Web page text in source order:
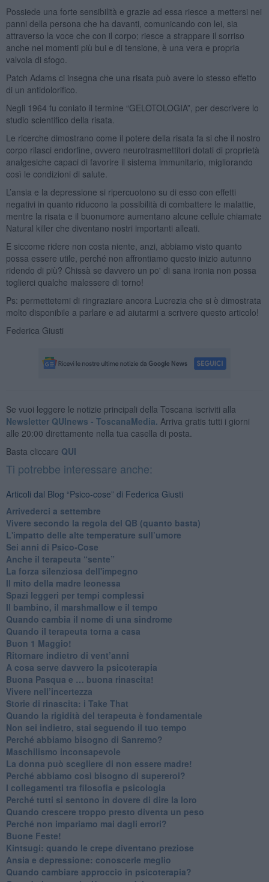
Possiede una forte sensibilità e grazie ad essa riesce a mettersi nei
panni della persona che ha davanti, comunicando con lei, sia
attraverso la voce che con il corpo; riesce a strappare il sorriso
anche nei momenti più bui e di tensione, è una vera e propria
valvola di sfogo.
Patch Adams ci insegna che una risata può avere lo stesso effetto
di un antidolorifico.
Negli 1964 fu coniato il termine “GELOTOLOGIA”, per descrivere lo
studio scientifico della risata.
Le ricerche dimostrano come il potere della risata fa si che il nostro
corpo rilasci endorfine, ovvero neurotrasmettitori dotati di proprietà
analgesiche capaci di favorire il sistema immunitario, migliorando
così le condizioni di salute.
L’ansia e la depressione si ripercuotono su di esso con effetti
negativi in quanto riducono la possibilità di combattere le malattie,
mentre la risata e il buonumore aumentano alcune cellule chiamate
Natural killer che diventano nostri importanti alleati.
E siccome ridere non costa niente, anzi, abbiamo visto quanto
possa essere utile, perché non affrontiamo questo inizio autunno
ridendo di più? Chissà se davvero un po' di sana ironia non possa
toglierci qualche malessere di torno!
Ps: permettetemi di ringraziare ancora Lucrezia che si è dimostrata
molto disponibile a parlare e ad aiutarmi a scrivere questo articolo!
Federica Giusti
Se vuoi leggere le notizie principali della Toscana iscriviti alla
Newsletter QUInews - ToscanaMedia. Arriva gratis tutti i giorni
alle 20:00 direttamente nella tua casella di posta.
Basta cliccare QUI
Ti potrebbe interessare anche:
Articoli dal Blog “Psico-cose” di Federica Giusti
​Arrivederci a settembre
​Vivere secondo la regola del QB (quanto basta)
​L'impatto delle alte temperature sull’umore
Sei anni di Psico-Cose
​Anche il terapeuta “sente”
​La forza silenziosa dell'impegno
​Il mito della madre leonessa
Spazi leggeri per tempi complessi
Il bambino, il marshmallow e il tempo
​Quando cambia il nome di una sindrome
​Quando il terapeuta torna a casa
​Buon 1 Maggio!
Ritornare indietro di vent’anni
​A cosa serve davvero la psicoterapia
​Buona Pasqua e … buona rinascita!
​Vivere nell’incertezza
​Storie di rinascita: i Take That
​Quando la rigidità del terapeuta è fondamentale
​Non sei indietro, stai seguendo il tuo tempo
​Perché abbiamo bisogno di Sanremo?
​Maschilismo inconsapevole
​La donna può scegliere di non essere madre!
​Perché abbiamo così bisogno di supereroi?
​I collegamenti tra filosofia e psicologia
​Perché tutti si sentono in dovere di dire la loro
​Quando crescere troppo presto diventa un peso
​Perché non impariamo mai dagli errori?
​Buone Feste!
​Kintsugi: quando le crepe diventano preziose
Ansia e depressione: conoscerle meglio
Quando cambiare approccio in psicoterapia?